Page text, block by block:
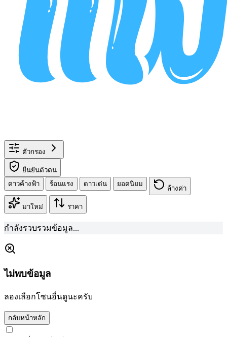
ตัวกรอง
ยืนยันตัวตน
ดาวค้างฟ้า
ร้อนแรง ดาวเด่น ยอดนิยม
ล้างค่า
มาใหม่ ราคา
กำลังรวบรวมข้อมูล...
ไม่พบข้อมูล
ลองเลือกโซนอื่นดูนะครับ
กลับหน้าหลัก